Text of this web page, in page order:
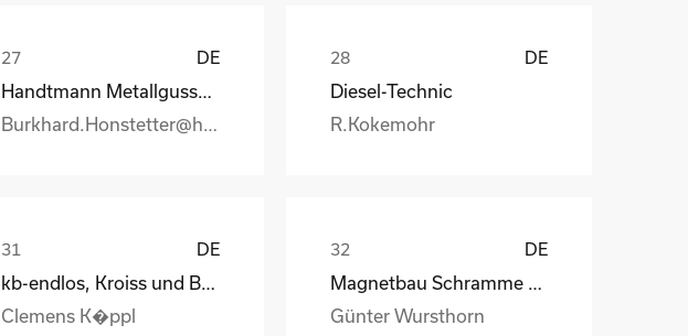
DE DE
Diesel-Technic
R.Kokemohr
DE
Clemens K�ppl
DE
Günter Wursthorn